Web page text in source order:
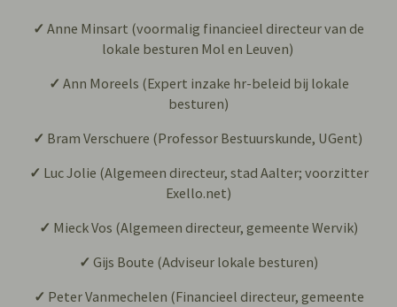
✓ Anne Minsart (voormalig financieel directeur van de
lokale besturen Mol en Leuven)
✓ Ann Moreels (Expert inzake hr-beleid bij lokale
besturen)
✓ Bram Verschuere (Professor Bestuurskunde, UGent)
✓ Luc Jolie (Algemeen directeur, stad Aalter; voorzitter
Exello.net)
✓ Mieck Vos (Algemeen directeur, gemeente Wervik)
✓ Gijs Boute (Adviseur lokale besturen)
✓ Peter Vanmechelen (Financieel directeur, gemeente